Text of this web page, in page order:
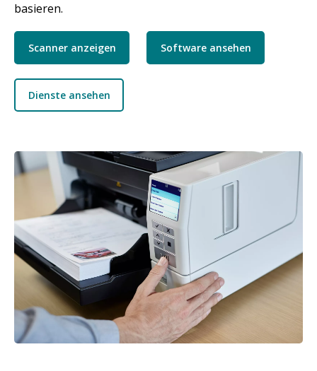
basieren.
Scanner anzeigen Software ansehen
Dienste ansehen
Bild